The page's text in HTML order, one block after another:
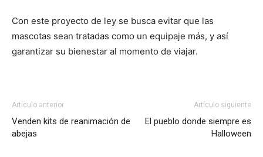
Con este proyecto de ley se busca evitar que las
mascotas sean tratadas como un equipaje más, y así
garantizar su bienestar al momento de viajar.
Artículo anterior
Venden kits de reanimación de
abejas
Artículo siguiente
El pueblo donde siempre es
Halloween